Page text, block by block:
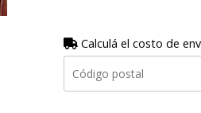
Calculá el costo de